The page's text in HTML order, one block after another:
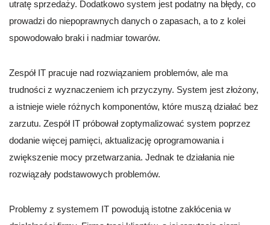
utratę sprzedaży. Dodatkowo system jest podatny na błędy, co
prowadzi do niepoprawnych danych o zapasach, a to z kolei
spowodowało braki i nadmiar towarów.
Zespół IT pracuje nad rozwiązaniem problemów, ale ma
trudności z wyznaczeniem ich przyczyny. System jest złożony,
a istnieje wiele różnych komponentów, które muszą działać bez
zarzutu. Zespół IT próbował zoptymalizować system poprzez
dodanie więcej pamięci, aktualizację oprogramowania i
zwiększenie mocy przetwarzania. Jednak te działania nie
rozwiązały podstawowych problemów.
Problemy z systemem IT powodują istotne zakłócenia w